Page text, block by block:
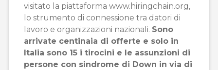
visitato la piattaforma www.hiringchain.org,
lo strumento di connessione tra datori di
lavoro e organizzazioni nazionali. Sono
arrivate centinaia di offerte e solo in
Italia sono 15 i tirocini e le assunzioni di
persone con sindrome di Down in via di